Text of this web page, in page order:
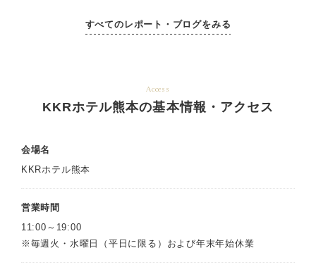
すべてのレポート・ブログをみる
Access
KKRホテル熊本の基本情報・アクセス
会場名
KKRホテル熊本
営業時間
11:00～19:00
※毎週火・水曜日（平日に限る）および年末年始休業